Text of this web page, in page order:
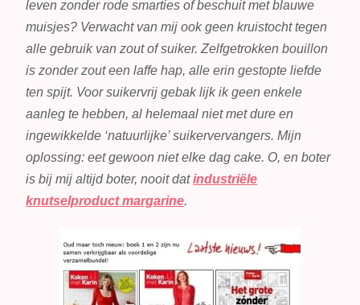
leven zonder rode smarties of beschuit met blauwe
muisjes? Verwacht van mij ook geen kruistocht tegen
alle gebruik van zout of suiker. Zelfgetrokken bouillon
is zonder zout een laffe hap, alle erin gestopte liefde
ten spijt. Voor suikervrij gebak lijk ik geen enkele
aanleg te hebben, al helemaal niet met dure en
ingewikkelde ‘natuurlijke’ suikervervangers. Mijn
oplossing: eet gewoon niet elke dag cake. O, en boter
is bij mij altijd boter, nooit datindustriële
knutselproduct margarine.